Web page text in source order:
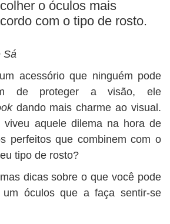
BUSCAR
o óculos mais
com o tipo de rosto.
Sá
acessório que ninguém pode
de proteger a visão, ele
dando mais charme ao visual.
viveu aquele dilema na hora de
perfeitos que combinem com o
tipo de rosto?
dicas sobre o que você pode
óculos que a faça sentir-se